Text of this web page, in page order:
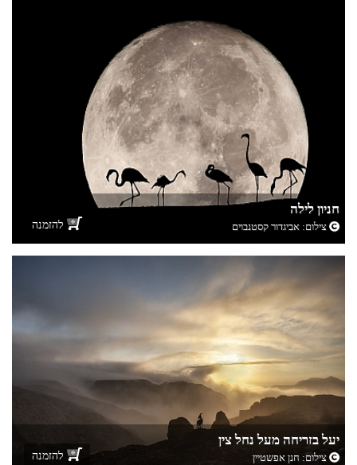
חניון לילה
צילום: אביגדור קסטנבוים להזמנה
יעל בזריחה מעל נחל צין
צילום: חנן אפשטיין להזמנה